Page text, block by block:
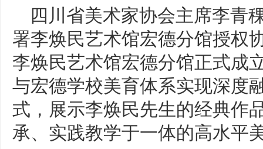
四川省美术家协会主席李青
署李焕民艺术馆宏德分馆授权
李焕民艺术馆宏德分馆正式成
与宏德学校美育体系实现深度
式，展示李焕民先生的经典作
承、实践教学于一体的高水平